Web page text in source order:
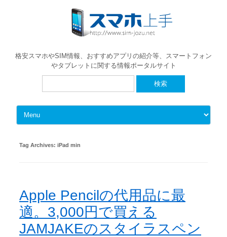
格安スマホやSIM情報、おすすめアプリの紹介等、スマートフォン
やタブレットに関する情報ポータルサイト
Skip to content
Tag Archives: iPad min
Apple Pencilの代用品に最
適。3,000円で買える
JAMJAKEのスタイラスペン